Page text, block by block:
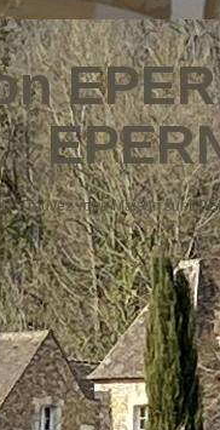
Trouvez votre Maison sur